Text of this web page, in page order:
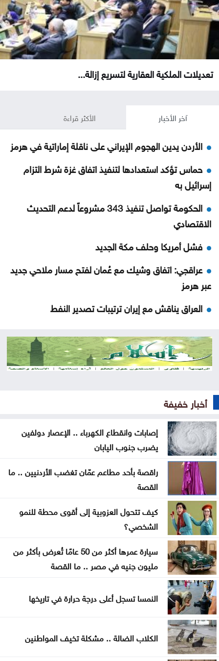
تعديلات الملكية العقارية لتسريع إزالة...
آخر الأخبار الأكثر قراءة
الأردن يدين الهجوم الإيراني على ناقلة إماراتية في هرمز
حماس تؤكد استعدادها لتنفيذ اتفاق غزة شرط التزام
إسرائيل به
الحكومة تواصل تنفيذ 343 مشروعاً لدعم التحديث
الاقتصادي
فشل أمريكا وحلف مكة الجديد
عراقجي: اتفاق وشيك مع عُمان لفتح مسار ملاحي جديد
عبر هرمز
العراق يناقش مع إيران ترتيبات تصدير النفط
كيف يخدعنا الذكاء الاصطناعي بمخرجات مصقولة بلا
جوهر
حين تصبح المدرسة ملجأً
لاعب منتخب النشامى أبو طه ينضم لنادي نيوم
السعودي
المنتخب الوطني لكرة السلة في المجموعة الثانية بدورة
الألعاب الآسيوية
تعرض سفينة إماراتية للاستهداف بصاروخ أثناء عبورها
هرمز
رصد إطلاق صواريخ حوثية تجاه البحر الأحمر
مهم بشأن توصيل الوجبات عبر التطبيقات
أخبار خفيفة
إصابات وانقطاع الكهرباء .. الإعصار دولفين
يضرب جنوب اليابان
راقصة بأحد مطاعم عمّان تغضب الأردنيين .. ما
القصة
كيف تتحول العزوبية إلى أقوى محطة للنمو
الشخصي؟
سيارة عمرها أكثر من 50 عامًا تُعرض بأكثر من
مليون جنيه في مصر .. ما القصة
النمسا تسجل أعلى درجة حرارة في تاريخها
الكلاب الضالة .. مشكلة تخيف المواطنين